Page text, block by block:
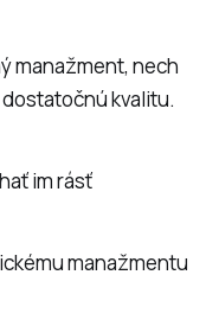
manažment, nech
kvalitu.
im rásť
manažmentu